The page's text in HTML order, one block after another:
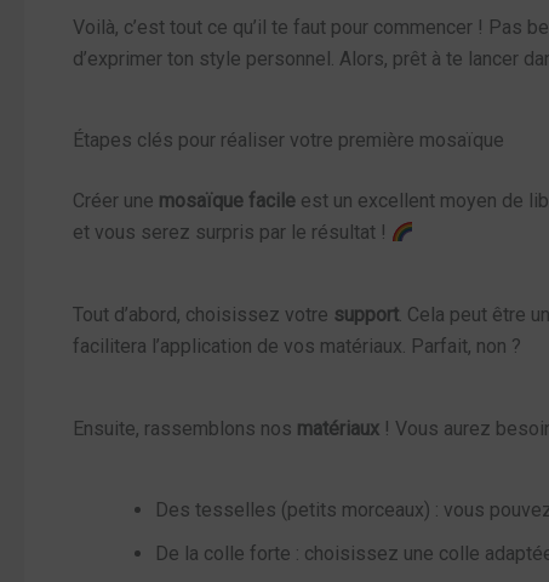
Voilà, c’est tout ce qu’il te faut pour commencer ! Pas
d’exprimer ton style personnel. Alors, prêt à te lancer
Étapes clés pour réaliser votre première mosaïque
Créer une mosaïque facile est un excellent moyen de
et vous serez surpris par le résultat !
Tout d’abord, choisissez votre support. Cela peut être
facilitera l’application de vos matériaux. Parfait, non ?
Ensuite, rassemblons nos matériaux ! Vous aurez
Des tesselles (petits morceaux) : vous
De la colle forte : choisissez une colle